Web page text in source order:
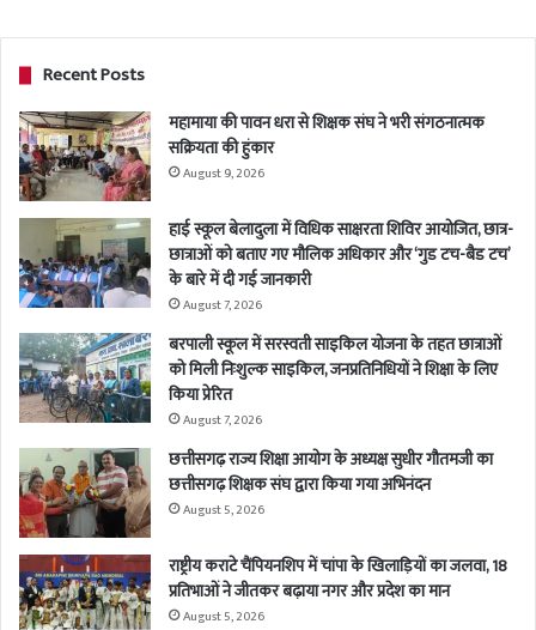
Recent Posts
महामाया की पावन धरा से शिक्षक संघ ने भरी संगठनात्मक
सक्रियता की हुंकार
August 9, 2026
हाई स्कूल बेलादुला में विधिक साक्षरता शिविर आयोजित, छात्र-
छात्राओं को बताए गए मौलिक अधिकार और ‘गुड टच-बैड टच’
के बारे में दी गई जानकारी
August 7, 2026
बरपाली स्कूल में सरस्वती साइकिल योजना के तहत छात्राओं
को मिली निःशुल्क साइकिल, जनप्रतिनिधियों ने शिक्षा के लिए
किया प्रेरित
August 7, 2026
छत्तीसगढ़ राज्य शिक्षा आयोग के अध्यक्ष सुधीर गौतमजी का
छत्तीसगढ़ शिक्षक संघ द्वारा किया गया अभिनंदन
August 5, 2026
राष्ट्रीय कराटे चैंपियनशिप में चांपा के खिलाड़ियों का जलवा, 18
प्रतिभाओं ने जीतकर बढ़ाया नगर और प्रदेश का मान
August 5, 2026